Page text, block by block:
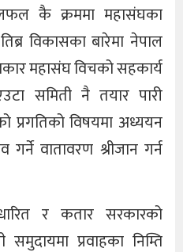
कै क्रममा महासंघका
विकासका बारेमा नेपाल
महासंघ विचको सहकार्य
समिती नै तयार पारी
प्रगतिको विषयमा अध्ययन
वातावरण श्रीजान गर्न
र कतार सरकारको
प्रवाहका निम्ति